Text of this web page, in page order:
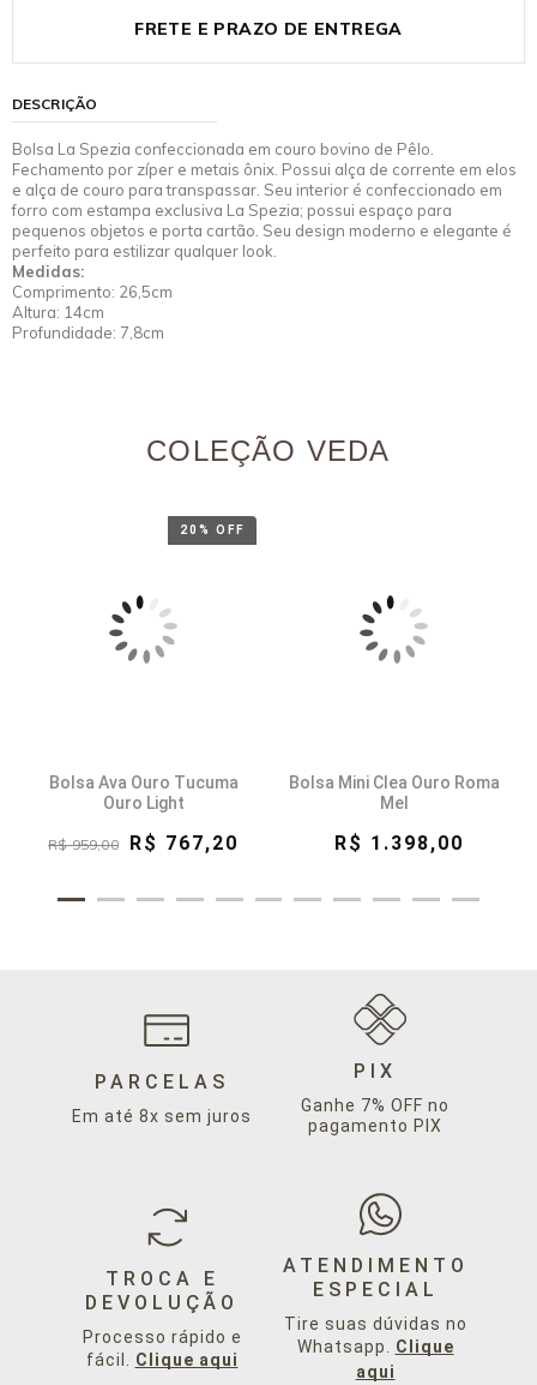
FRETE E PRAZO DE ENTREGA
DESCRIÇÃO
Bolsa La Spezia confeccionada em couro bovino de Pêlo.
Fechamento por zíper e metais ônix. Possui alça de corrente em elos
e alça de couro para transpassar. Seu interior é confeccionado em
forro com estampa exclusiva La Spezia; possui espaço para
pequenos objetos e porta cartão. Seu design moderno e elegante é
perfeito para estilizar qualquer look.
Medidas:
Comprimento: 26,5cm
Altura: 14cm
Profundidade: 7,8cm
COLEÇÃO VEDA
20% OFF
Bolsa Ava Ouro Tucuma
Ouro Light
R$ 959,00 R$ 767,20
Bolsa Mini Clea Ouro Roma
Mel
R$ 1.398,00
PARCELAS
Em até 8x sem juros
PIX
Ganhe 7% OFF no
pagamento PIX
TROCA E
DEVOLUÇÃO
Processo rápido e
fácil. Clique aqui
ATENDIMENTO
ESPECIAL
Tire suas dúvidas no
Whatsapp. Clique
aqui